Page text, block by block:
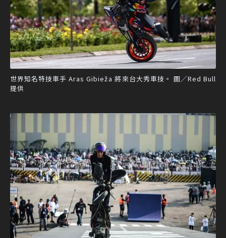
世界知名特技車手 Aras Gibieža 將來台大秀車技。 圖／Red Bull
提供